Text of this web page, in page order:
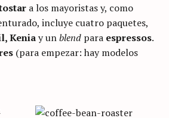
a los mayoristas y, como
incluye cuatro paquetes,
Keniay unblend para espressos.
(para empezar: hay modelos